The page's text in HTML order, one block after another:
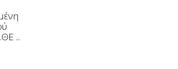
...